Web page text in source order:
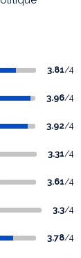
3.81/4
3.96/4
3.92/4
3.31/4
3.61/4
3.3/4
3.78/4